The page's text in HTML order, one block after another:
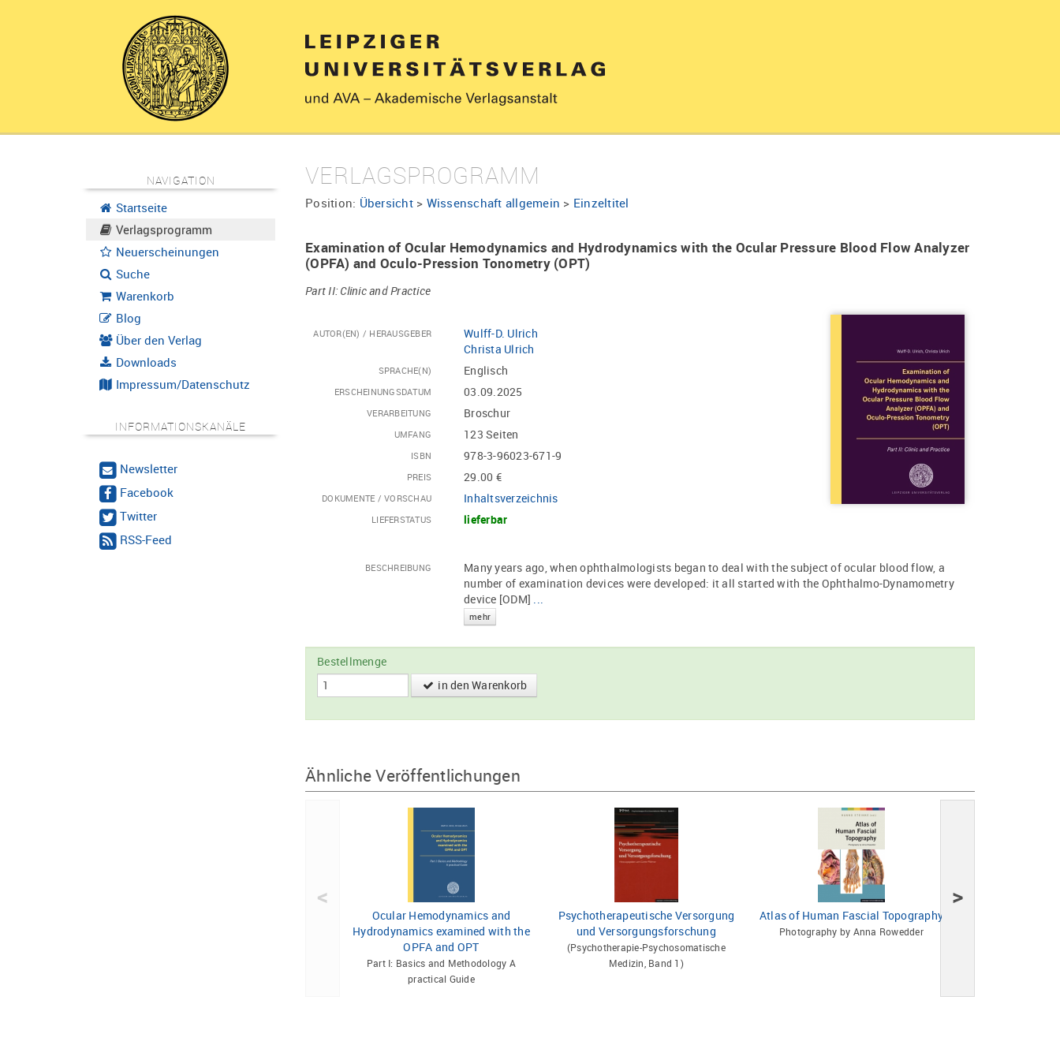
NAVIGATION
Startseite
Verlagsprogramm
Neuerscheinungen
Suche
Warenkorb
Blog
Über den Verlag
Downloads
Impressum/Datenschutz
INFORMATIONSKANÄLE
Newsletter
Facebook
Twitter
RSS-Feed
VERLAGSPROGRAMM
Position: Übersicht> Wissenschaft allgemein > Einzeltitel
Examination of Ocular Hemodynamics and Hydrodynamics with the Ocular Pressure Blood Flow Analyzer
(OPFA) and Oculo-Pression Tonometry (OPT)
Part II: Clinic and Practice
AUTOR(EN) / HERAUSGEBER
Wulff-D. Ulrich
Christa Ulrich
SPRACHE(N) Englisch
ERSCHEINUNGSDATUM 03.09.2025
VERARBEITUNG Broschur
UMFANG 123 Seiten
ISBN 978-3-96023-671-9
PREIS 29.00 €
DOKUMENTE / VORSCHAU Inhaltsverzeichnis
LIEFERSTATUS lieferbar
BESCHREIBUNG
Many years ago, when ophthalmologists began to deal with the subject of ocular blood flow, a
number of examination devices were developed: it all started with the Ophthalmo-Dynamometry
device [ODM] ...
mehr
Bestellmenge
in den Warenkorb
Ähnliche Veröffentlichungen
Ocular Hemodynamics and
Hydrodynamics examined with the
OPFA and OPT
Part I: Basics and Methodology A
practical Guide
Psychotherapeutische Versorgung
und Versorgungsforschung
(Psychotherapie-Psychosomatische
Medizin, Band 1)
Atlas of Human Fascial Topography
Photography by Anna Rowedder
< >